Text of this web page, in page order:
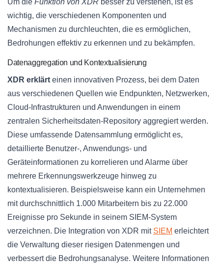
Um die Funktion von XDR besser zu verstehen, ist es
wichtig, die verschiedenen Komponenten und
Mechanismen zu durchleuchten, die es ermöglichen,
Bedrohungen effektiv zu erkennen und zu bekämpfen.
Datenaggregation und Kontextualisierung
XDR erklärt einen innovativen Prozess, bei dem Daten
aus verschiedenen Quellen wie Endpunkten, Netzwerken,
Cloud-Infrastrukturen und Anwendungen in einem
zentralen Sicherheitsdaten-Repository aggregiert werden.
Diese umfassende Datensammlung ermöglicht es,
detaillierte Benutzer-, Anwendungs- und
Geräteinformationen zu korrelieren und Alarme über
mehrere Erkennungswerkzeuge hinweg zu
kontextualisieren. Beispielsweise kann ein Unternehmen
mit durchschnittlich 1.000 Mitarbeitern bis zu 22.000
Ereignisse pro Sekunde in seinem SIEM-System
verzeichnen. Die Integration von XDR mit SIEM erleichtert
die Verwaltung dieser riesigen Datenmengen und
verbessert die Bedrohungsanalyse. Weitere Informationen